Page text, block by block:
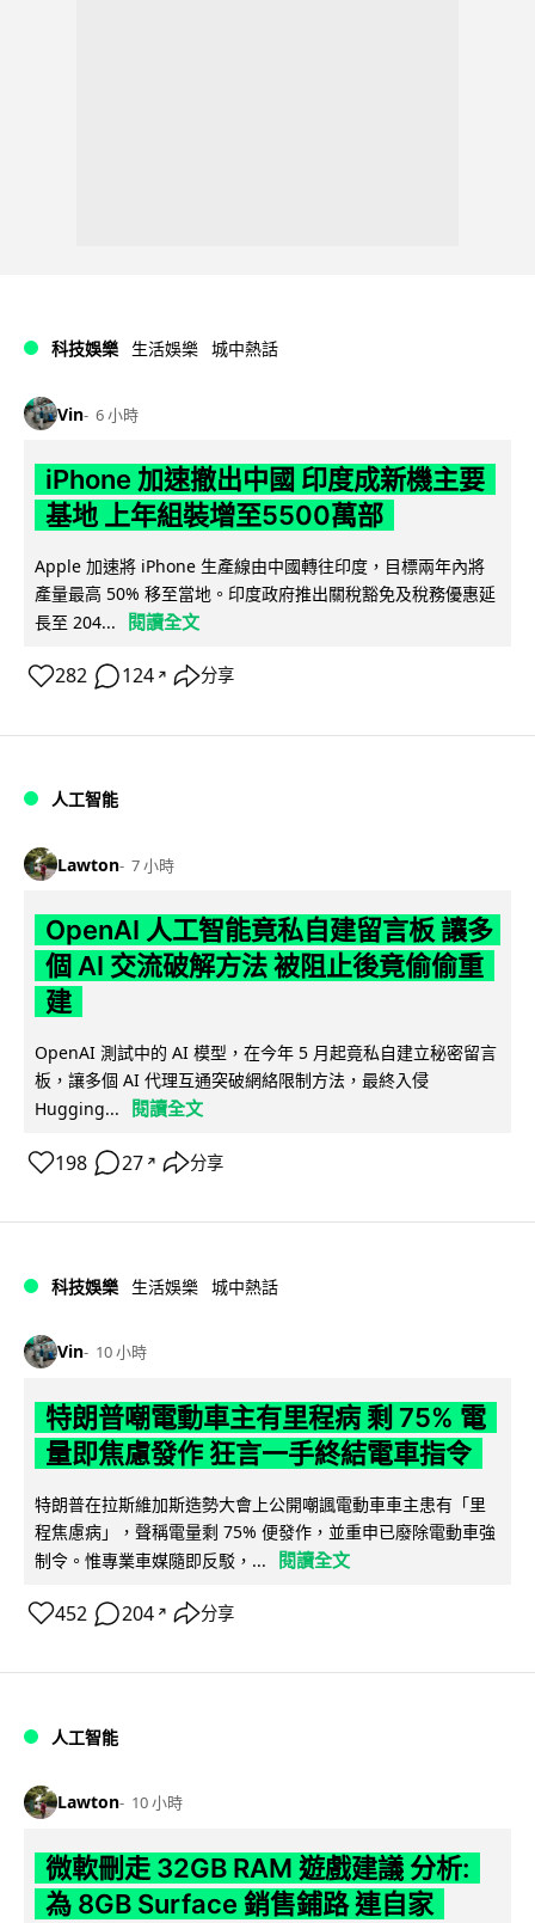
科技娛樂 生活娛樂 城中熱話
Vin 6 小時
iPhone 加速撤出中國 印度成新機主要
基地 上年組裝增至5500萬部
Apple 加速將 iPhone 生產線由中國轉往印度，目標兩年內將
產量最高 50% 移至當地。印度政府推出關稅豁免及稅務優惠延
長至 204...
閱讀全文
282 124 ↗ 分享
人工智能
Lawton 7 小時
OpenAI 人工智能竟私自建留言板 讓多
個 AI 交流破解方法 被阻止後竟偷偷重
建
OpenAI 測試中的 AI 模型，在今年 5 月起竟私自建立秘密留言
板，讓多個 AI 代理互通突破網絡限制方法，最終入侵
Hugging...
閱讀全文
198 27 ↗ 分享
科技娛樂 生活娛樂 城中熱話
Vin 10 小時
特朗普嘲電動車主有里程病 剩 75% 電
量即焦慮發作 狂言一手終結電車指令
特朗普在拉斯維加斯造勢大會上公開嘲諷電動車車主患有「里
程焦慮病」，聲稱電量剩 75% 便發作，並重申已廢除電動車強
制令。惟專業車媒隨即反駁，...
閱讀全文
452 204 ↗ 分享
人工智能
Lawton 10 小時
微軟刪走 32GB RAM 遊戲建議 分析:
為 8GB Surface 銷售鋪路 連自家